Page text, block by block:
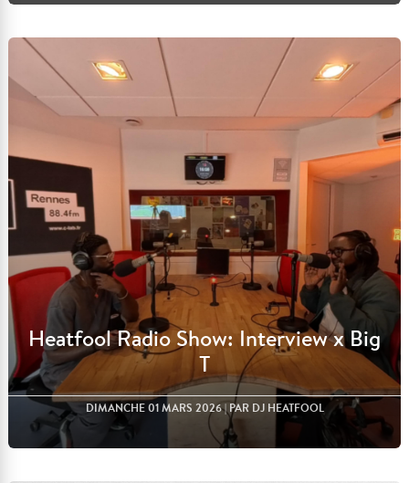
Lire l'article
Heatfool Radio Show: Interview x Big
T
DIMANCHE 01 MARS 2026| PAR DJ HEATFOOL